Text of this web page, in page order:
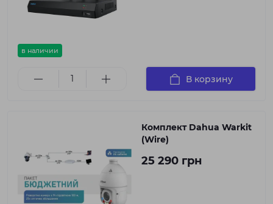
в наличии
В корзину
Комплект Dahua Warkit
(Wire)
25 290 грн